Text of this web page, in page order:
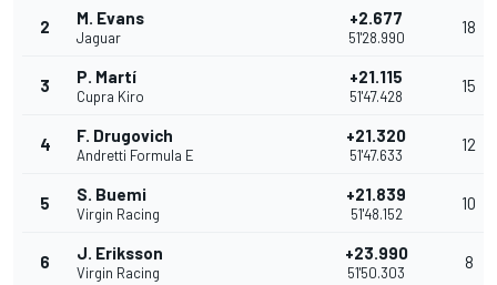
2 M. Evans
Jaguar
+2.677
51'28.990
18
3 P. Martí
Cupra Kiro
+21.115
51'47.428
15
4 F. Drugovich
Andretti Formula E
+21.320
51'47.633
12
5 S. Buemi
Virgin Racing
+21.839
51'48.152
10
6 J. Eriksson
Virgin Racing
+23.990
51'50.303
8